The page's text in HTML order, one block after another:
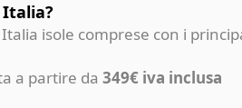
isole comprese con i
a partire da 349€ iva inclusa